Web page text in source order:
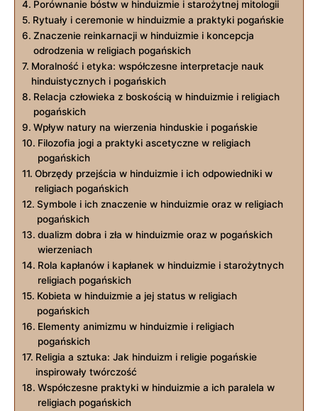
Porównanie bóstw w hinduizmie i starożytnej mitologii
Rytuały i ceremonie w hinduizmie a praktyki pogańskie
Znaczenie reinkarnacji w hinduizmie i koncepcja
odrodzenia w religiach pogańskich
Moralność i etyka: współczesne interpretacje nauk
hinduistycznych i pogańskich
Relacja człowieka z boskością w hinduizmie i religiach
pogańskich
Wpływ natury na wierzenia hinduskie i pogańskie
Filozofia jogi a praktyki ascetyczne w religiach
pogańskich
Obrzędy przejścia w hinduizmie i ich odpowiedniki w
religiach pogańskich
Symbole i ich znaczenie w hinduizmie oraz w religiach
pogańskich
dualizm dobra i zła w hinduizmie oraz w pogańskich
wierzeniach
Rola kapłanów i kapłanek w hinduizmie i starożytnych
religiach pogańskich
Kobieta w hinduizmie a jej status w religiach
pogańskich
Elementy animizmu w hinduizmie i religiach
pogańskich
Religia a sztuka: Jak hinduizm i religie pogańskie
inspirowały twórczość
Współczesne praktyki w hinduizmie a ich paralela w
religiach pogańskich